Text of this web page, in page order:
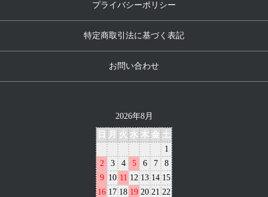
プライバシーポリシー
特定商取引法に基づく表記
お問い合わせ
2026年8月
日 月 火 水 木 金 土
1
2
3 4 5 6 7
8
9 10 11 12 13 14 15
16 17 18 19 20 21 22